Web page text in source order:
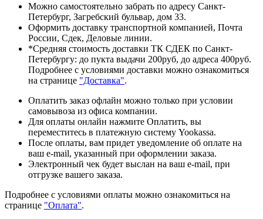
Можно самостоятельно забрать по адресу Санкт-
Петербург, Загребский бульвар, дом 33.
Оформить доставку транспортной компанией, Почта
России, Сдек, Деловые линии.
*Средняя стоимость доставки ТК СДЕК по Санкт-
Петербургу: до пукта выдачи 200руб, до адреса 400руб.
Подробнее с условиями доставки можно ознакомиться
на странице "Доставка".
Оплатить заказ офлайн можно только при условии
самовывоза из офиса компании.
Для оплаты онлайн нажмите Оплатить, вы
переместитесь в платежную систему Yookassa.
После оплаты, вам придет уведомление об оплате на
ваш e-mail, указанный при оформлении заказа.
Электронный чек будет выслан на ваш e-mail, при
отгрузке вашего заказа.
Подробнее с условиями оплаты можно ознакомиться на
странице "Оплата".